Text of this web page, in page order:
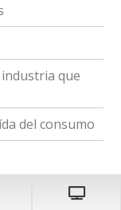
que
del consumo